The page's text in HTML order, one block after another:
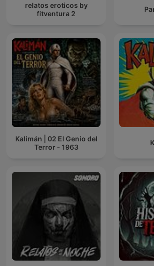
relatos eroticos by
fitventura 2
Kalimán | 02 El Genio del
Terror - 1963